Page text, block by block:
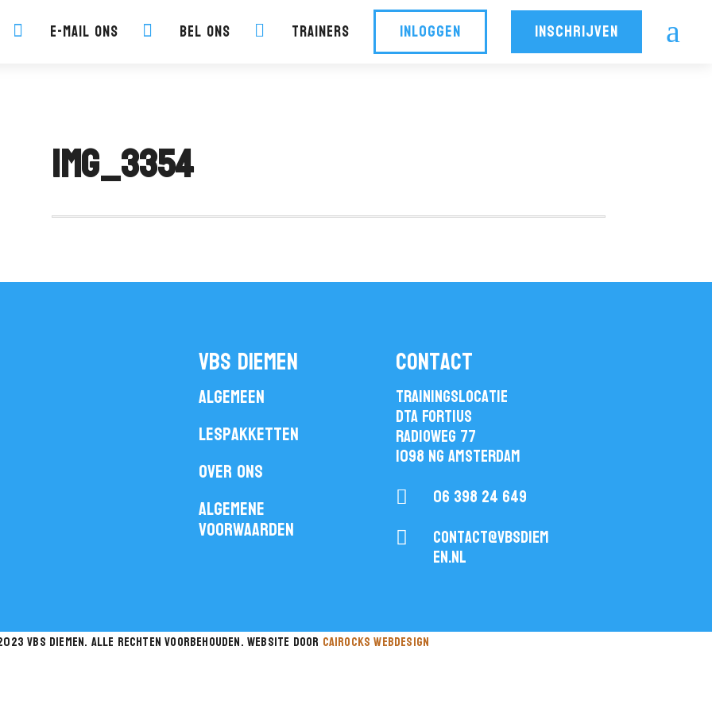
 E-mail ons  Bel ons  Trainers INLOGGEN INSCHRIJVEN a
IMG_3354
vbs diemen
Algemeen
Lespakketten
Over ons
Algemene
voorwaarden
contact
Trainingslocatie
DTA Fortius
Radioweg 77
1098 NG Amsterdam
 06 398 24 649
 contact@vbsdiem
en.nl
vbs diemen. Alle rechten voorbehouden. website door cairocks webdesign